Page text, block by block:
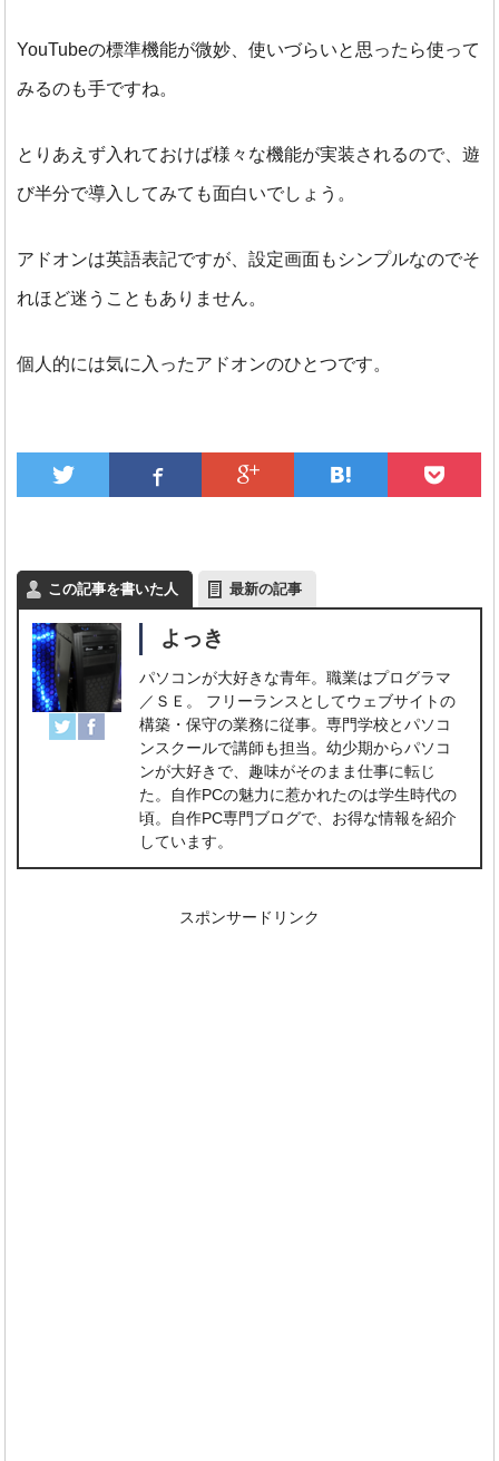
YouTubeの標準機能が微妙、使いづらいと思ったら使って
みるのも手ですね。
とりあえず入れておけば様々な機能が実装されるので、遊
び半分で導入してみても面白いでしょう。
アドオンは英語表記ですが、設定画面もシンプルなのでそ
れほど迷うこともありません。
個人的には気に入ったアドオンのひとつです。
この記事を書いた人 最新の記事
よっき
パソコンが大好きな青年。職業はプログラマ
／ＳＥ。 フリーランスとしてウェブサイトの
構築・保守の業務に従事。専門学校とパソコ
ンスクールで講師も担当。幼少期からパソコ
ンが大好きで、趣味がそのまま仕事に転じ
た。自作PCの魅力に惹かれたのは学生時代の
頃。自作PC専門ブログで、お得な情報を紹介
しています。
スポンサードリンク